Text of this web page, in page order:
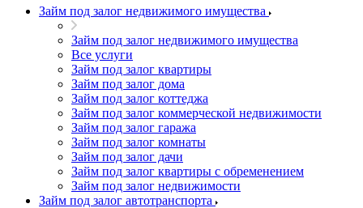
Займ под залог недвижимого имущества
Займ под залог недвижимого имущества
Все услуги
Займ под залог квартиры
Займ под залог дома
Займ под залог коттеджа
Займ под залог коммерческой недвижимости
Займ под залог гаража
Займ под залог комнаты
Займ под залог дачи
Займ под залог квартиры с обременением
Займ под залог недвижимости
Займ под залог автотранспорта